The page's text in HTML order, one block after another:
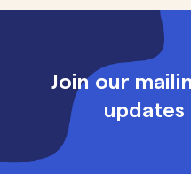
Join our